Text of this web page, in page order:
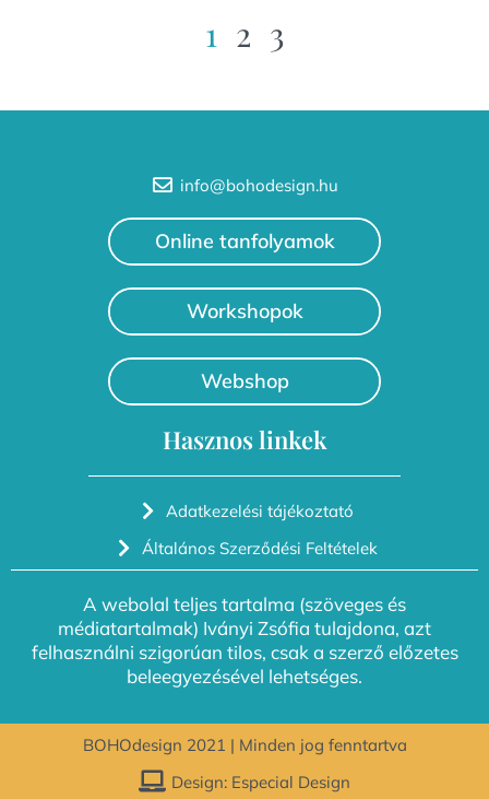
1 2 3
info@bohodesign.hu
Online tanfolyamok
Workshopok
Webshop
Hasznos linkek
Adatkezelési tájékoztató
Általános Szerződési Feltételek
A webolal teljes tartalma (szöveges és
médiatartalmak) Iványi Zsófia tulajdona, azt
felhasználni szigorúan tilos, csak a szerző előzetes
beleegyezésével lehetséges.
BOHOdesign 2021 | Minden jog fenntartva
Design: Especial Design